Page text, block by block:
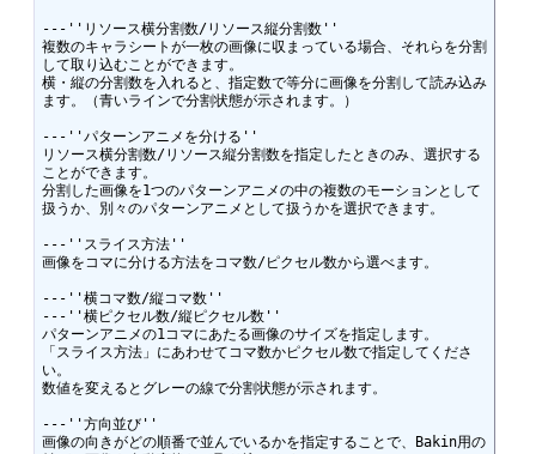
---''リソース横分割数/リソース縦分割数''
複数のキャラシートが一枚の画像に収まっている場合、それらを分割
して取り込むことができます。
横・縦の分割数を入れると、指定数で等分に画像を分割して読み込み
ます。（青いラインで分割状態が示されます。）
---''パターンアニメを分ける''
リソース横分割数/リソース縦分割数を指定したときのみ、選択する
ことができます。
分割した画像を1つのパターンアニメの中の複数のモーションとして
扱うか、別々のパターンアニメとして扱うかを選択できます。
---''スライス方法''
画像をコマに分ける方法をコマ数/ピクセル数から選べます。
---''横コマ数/縦コマ数''
---''横ピクセル数/縦ピクセル数''
パターンアニメの1コマにあたる画像のサイズを指定します。
「スライス方法」にあわせてコマ数かピクセル数で指定してくださ
い。
数値を変えるとグレーの線で分割状態が示されます。
---''方向並び''
画像の向きがどの順番で並んでいるかを指定することで、Bakin用の